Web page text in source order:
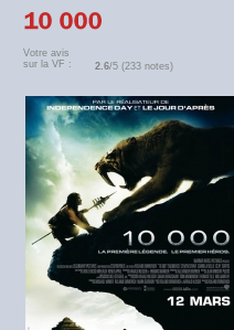
Votre avis
sur la VF :
2.6/5 (233 notes)